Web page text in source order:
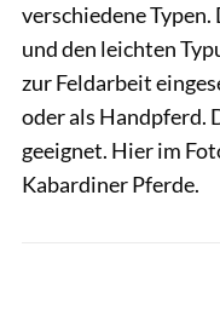
verschiedene
und den leichten
zur Feldarbeit
oder als Handpferd.
geeignet. Hier im
Kabardiner Pferde.